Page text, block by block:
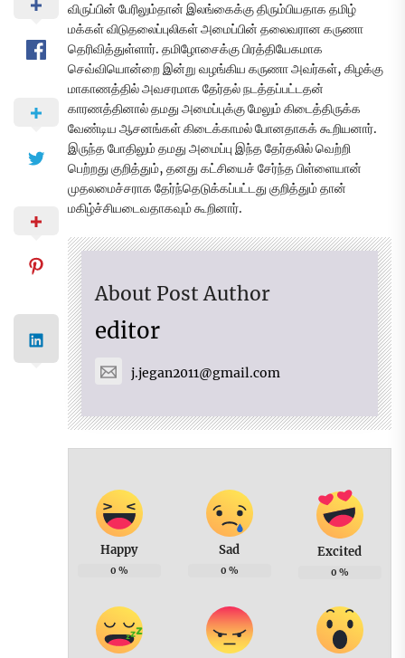
விருப்பின் பேரிலும்தான் இலங்கைக்கு திரும்பியதாக தமிழ்
மக்கள் விடுதலைப்புலிகள் அமைப்பின் தலைவரான கருணா
தெரிவித்துள்ளார். தமிழோசைக்கு பிரத்தியேகமாக
செவ்வியொன்றை இன்று வழங்கிய கருணா அவர்கள், கிழக்கு
மாகாணத்தில் அவசரமாக தேர்தல் நடத்தப்பட்டதன்
காரணத்தினால் தமது அமைப்புக்கு மேலும் கிடைத்திருக்க
வேண்டிய ஆசனங்கள் கிடைக்காமல் போனதாகக் கூறியனார்.
இருந்த போதிலும் தமது அமைப்பு இந்த தேர்தலில் வெற்றி
பெற்றது குறித்தும், தனது கட்சியைச் சேர்ந்த பிள்ளையான்
முதலமைச்சராக தேர்ந்தெடுக்கப்பட்டது குறித்தும் தான்
மகிழ்ச்சியடைவதாகவும் கூறினார்.
About Post Author
editor
j.jegan2011@gmail.com
Happy
0 %
Sad
0 %
Excited
0 %